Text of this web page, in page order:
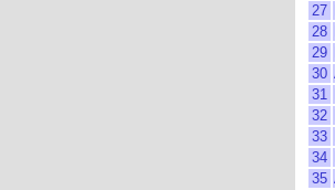
27
28
29
30
31
32
33
34
35